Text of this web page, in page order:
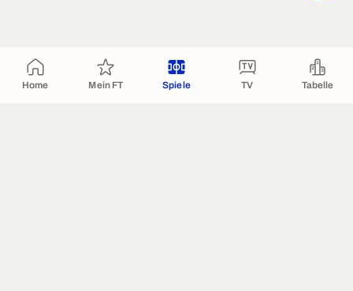
Home Mein FT Spiele TV Tabelle